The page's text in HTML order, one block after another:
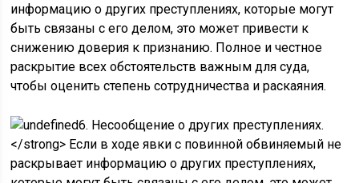
информацию о других преступлениях, которые могут
быть связаны с его делом, это может привести к
снижению доверия к признанию. Полное и честное
раскрытие всех обстоятельств важным для суда,
чтобы оценить степень сотрудничества и раскаяния.